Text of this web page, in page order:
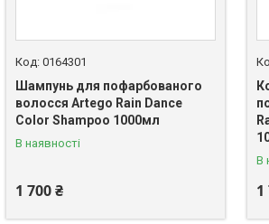
0164301
Шампунь для пофарбованого
волосся Artego Rain Dance
Color Shampoo 1000мл
В наявності
1 700 ₴
В
1